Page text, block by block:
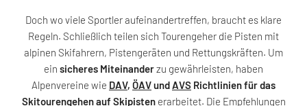
Doch wo viele Sportler aufeinandertreffen, braucht es klare
Regeln. Schließlich teilen sich Tourengeher die Pisten mit
alpinen Skifahrern, Pistengeräten und Rettungskräften. Um
ein sicheres Miteinanderzu gewährleisten, haben
Alpenvereine wie DAV, ÖAVundAVS Richtlinien für das
Skitourengehen auf Skipistenerarbeitet. Die Empfehlungen